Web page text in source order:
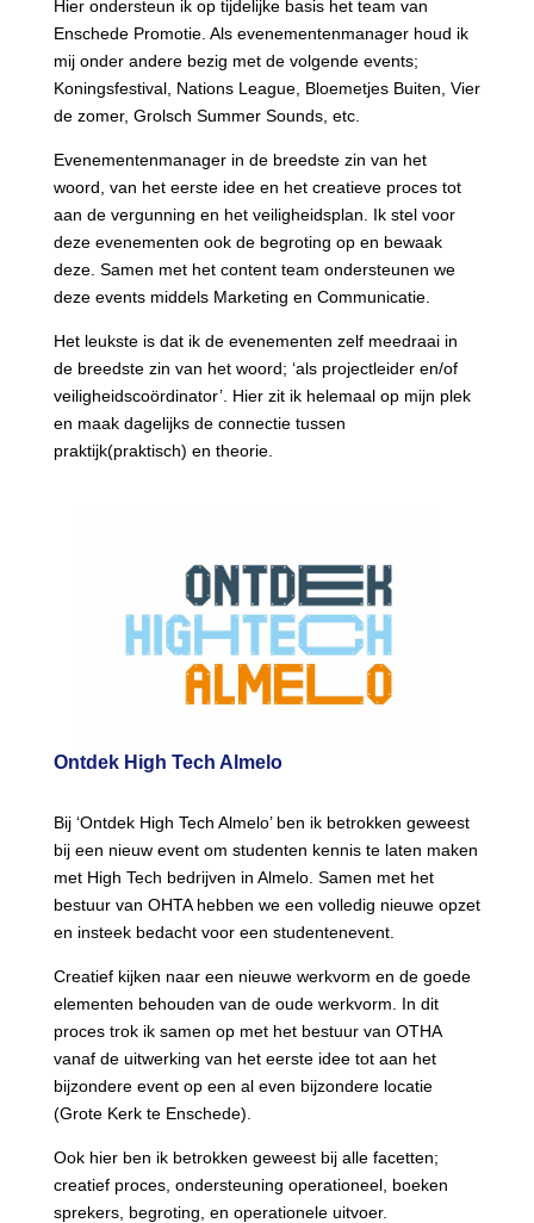
Hier ondersteun ik op tijdelijke basis het team van
Enschede Promotie. Als evenementenmanager houd ik
mij onder andere bezig met de volgende events;
Koningsfestival, Nations League, Bloemetjes Buiten, Vier
de zomer, Grolsch Summer Sounds, etc.
Evenementenmanager in de breedste zin van het
woord, van het eerste idee en het creatieve proces tot
aan de vergunning en het veiligheidsplan. Ik stel voor
deze evenementen ook de begroting op en bewaak
deze. Samen met het content team ondersteunen we
deze events middels Marketing en Communicatie.
Het leukste is dat ik de evenementen zelf meedraai in
de breedste zin van het woord; ‘als projectleider en/of
veiligheidscoördinator’. Hier zit ik helemaal op mijn plek
en maak dagelijks de connectie tussen
praktijk(praktisch) en theorie.
Ontdek High Tech Almelo
Bij ‘Ontdek High Tech Almelo’ ben ik betrokken geweest
bij een nieuw event om studenten kennis te laten maken
met High Tech bedrijven in Almelo. Samen met het
bestuur van OHTA hebben we een volledig nieuwe opzet
en insteek bedacht voor een studentenevent.
Creatief kijken naar een nieuwe werkvorm en de goede
elementen behouden van de oude werkvorm. In dit
proces trok ik samen op met het bestuur van OTHA
vanaf de uitwerking van het eerste idee tot aan het
bijzondere event op een al even bijzondere locatie
(Grote Kerk te Enschede).
Ook hier ben ik betrokken geweest bij alle facetten;
creatief proces, ondersteuning operationeel, boeken
sprekers, begroting, en operationele uitvoer.